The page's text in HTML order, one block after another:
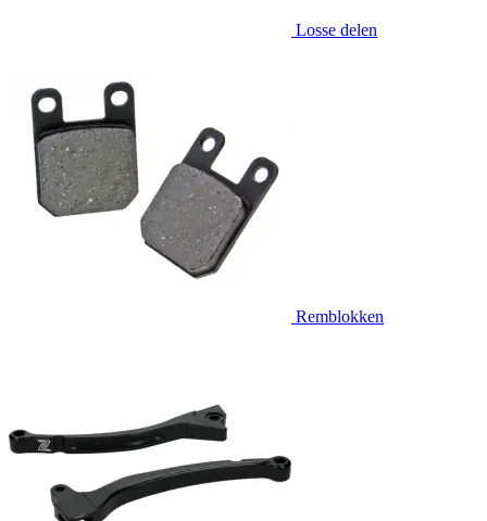
Losse delen
Remblokken